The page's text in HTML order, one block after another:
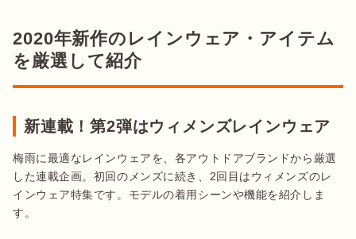
2020年新作のレインウェア・アイテム
を厳選して紹介
新連載！第2弾はウィメンズレインウェア
梅雨に最適なレインウェアを、各アウトドアブランドから厳選
した連載企画。初回のメンズに続き、2回目はウィメンズのレ
インウェア特集です。モデルの着用シーンや機能を紹介しま
す。